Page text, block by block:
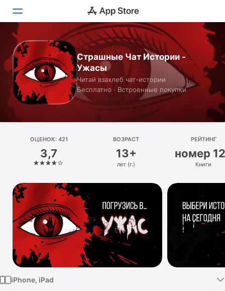
Сегодня
Игры
Приложения
Платформа
iPhone
iPad
Mac
Watch
TV
Страшные Чат Истории -
Ужасы
Читай взахлеб чат-истории
Бесплатно · Встроенные покупки
ОЦЕНОК: 421
3,7
ВОЗРАСТ
13+
лет (г.)
РЕЙТИНГ
номер
Книги
iPhone, iPad